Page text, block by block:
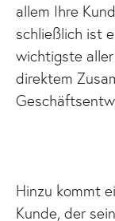
allem Ihre
schließlich ist
wichtigste
direktem
Hinzu kommt
Kunde, der